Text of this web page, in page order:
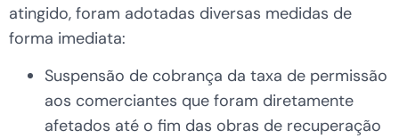
atingido, foram adotadas diversas medidas de
forma imediata:
Suspensão de cobrança da taxa de permissão
aos comerciantes que foram diretamente
afetados até o fim das obras de recuperação